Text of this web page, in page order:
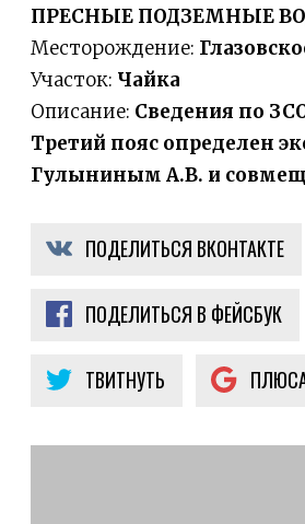
ПРЕСНЫЕ ПОДЗЕМНЫЕ
Месторождение:
Участок: Чайка
Описание: Сведения по
Третий пояс определен
Гулыниным А.В. и
ПОДЕЛИТЬСЯ ВКОНТАКТЕ
ПОДЕЛИТЬСЯ В ФЕЙСБУК
ТВИТНУТЬ